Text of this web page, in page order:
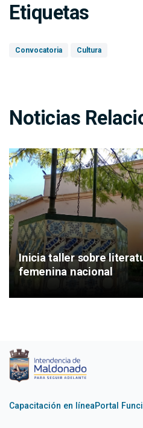
Etiquetas
Convocatoria Cultura
Noticias
Inicia taller sobre
femenina nacional
Capacitación en líneaPortal